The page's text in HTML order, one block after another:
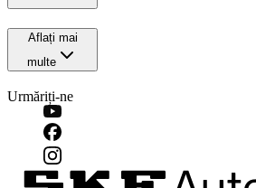
Aflați mai
multe
Urmăriți-ne